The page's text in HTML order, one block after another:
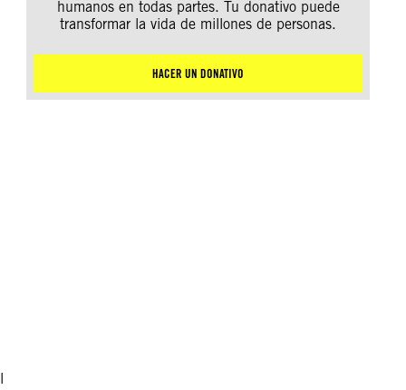
humanos en todas partes. Tu donativo puede
transformar la vida de millones de personas.
HACER UN DONATIVO